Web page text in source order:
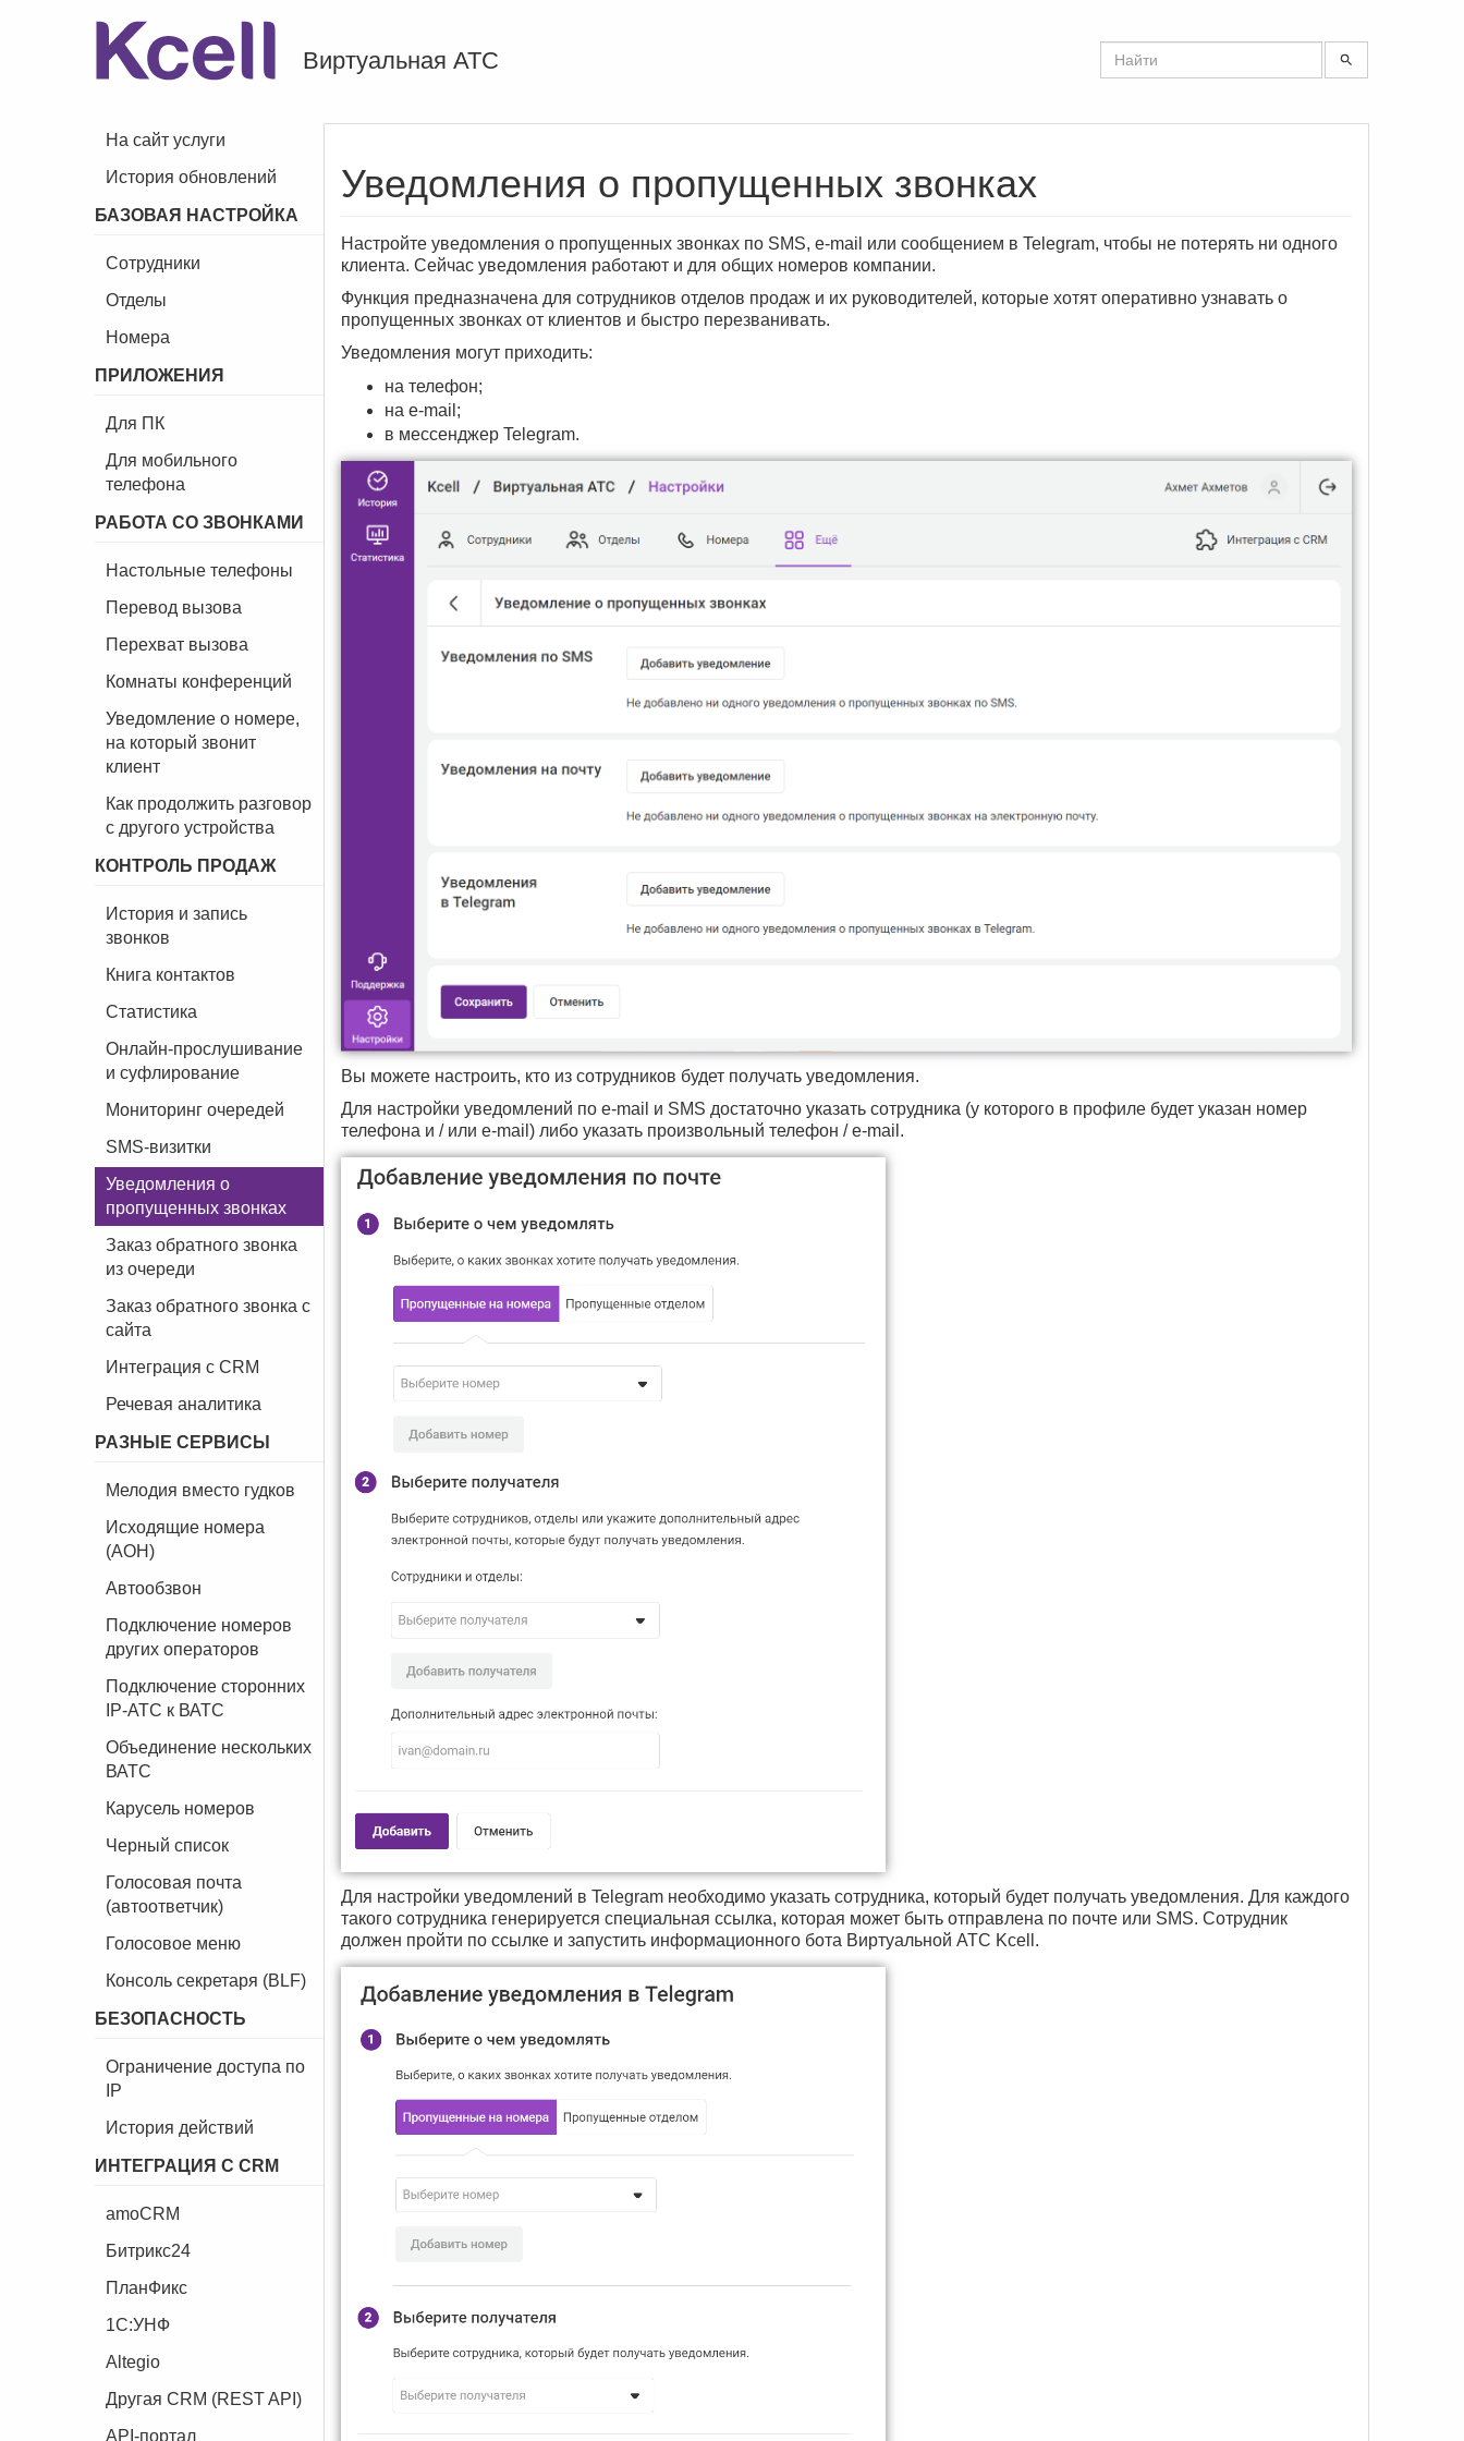
Виртуальная АТС
На сайт услуги
История обновлений
БАЗОВАЯ НАСТРОЙКА
Сотрудники
Отделы
Номера
ПРИЛОЖЕНИЯ
Для ПК
Для мобильного
телефона
РАБОТА СО ЗВОНКАМИ
Настольные телефоны
Перевод вызова
Перехват вызова
Комнаты конференций
Уведомление о номере,
на который звонит
клиент
Как продолжить разговор
с другого устройства
КОНТРОЛЬ ПРОДАЖ
История и запись
звонков
Книга контактов
Статистика
Онлайн-прослушивание
и суфлирование
Мониторинг очередей
SMS-визитки
Уведомления о
пропущенных звонках
Заказ обратного звонка
из очереди
Заказ обратного звонка с
сайта
Интеграция с CRM
Речевая аналитика
РАЗНЫЕ СЕРВИСЫ
Мелодия вместо гудков
Исходящие номера
(АОН)
Автообзвон
Подключение номеров
других операторов
Подключение сторонних
IP-АТС к ВАТС
Объединение нескольких
ВАТС
Карусель номеров
Черный список
Голосовая почта
(автоответчик)
Голосовое меню
Консоль секретаря (BLF)
БЕЗОПАСНОСТЬ
Ограничение доступа по
IP
История действий
ИНТЕГРАЦИЯ С CRM
amoCRM
Битрикс24
ПланФикс
1C:УНФ
Altegio
Другая CRM (REST API)
API-портал
Уведомления о пропущенных звонках
Настройте уведомления о пропущенных звонках по SMS, e-mail или сообщением в Telegram, чтобы не потерять ни одного
клиента. Сейчас уведомления работают и для общих номеров компании.
Функция предназначена для сотрудников отделов продаж и их руководителей, которые хотят оперативно узнавать о
пропущенных звонках от клиентов и быстро перезванивать.
Уведомления могут приходить:
на телефон;
на e-mail;
в мессенджер Telegram.
Вы можете настроить, кто из сотрудников будет получать уведомления.
Для настройки уведомлений по e-mail и SMS достаточно указать сотрудника (у которого в профиле будет указан номер
телефона и / или e-mail) либо указать произвольный телефон / e-mail.
Для настройки уведомлений в Telegram необходимо указать сотрудника, который будет получать уведомления. Для каждого
такого сотрудника генерируется специальная ссылка, которая может быть отправлена по почте или SMS. Сотрудник
должен пройти по ссылке и запустить информационного бота Виртуальной АТС Kcell.